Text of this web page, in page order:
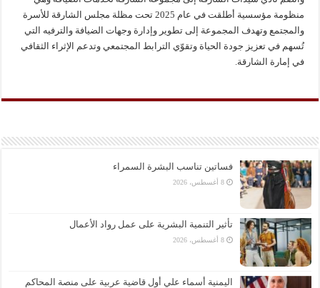
منظومة مؤسسية أطلقت في عام 2025 تحت مظلة مجلس الشارقة للأسرة
والمجتمع وتهدف المجموعة إلى تطوير وإدارة وجهات الضيافة والترفيه التي
تُسهم في تعزيز جودة الحياة وتقوّي الترابط المجتمعي وتدعم الإثراء الثقافي
في إمارة الشارقة.
فساتين تناسب البشرة السمراء
8 أغسطس، 2026
تأثير التنمية البشرية على عمل رواد الأعمال
8 أغسطس، 2026
اليمنية أسماء علي أول قاضية عربية على منصة المحاكم